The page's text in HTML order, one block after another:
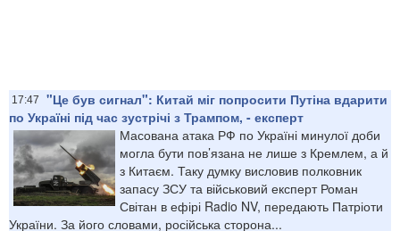
17:47
"Це був сигнал": Китай міг попросити Путіна вдарити
по Україні під час зустрічі з Трампом, - експерт
Масована атака РФ по Україні минулої доби
могла бути пов’язана не лише з Кремлем, а й
з Китаєм. Таку думку висловив полковник
запасу ЗСУ та військовий експерт Роман
Світан в ефірі Radio NV, передають Патріоти
України. За його словами, російська сторона...